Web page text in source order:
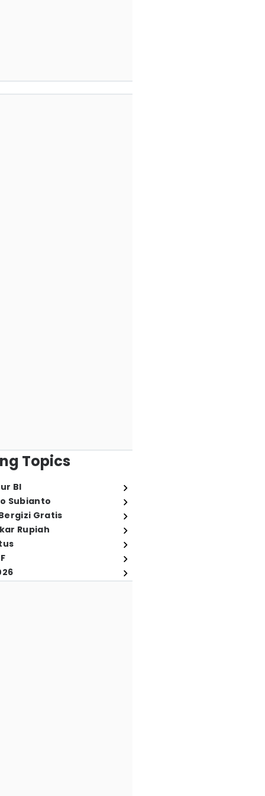
Topics
BI
Subianto
Gratis
Rupiah